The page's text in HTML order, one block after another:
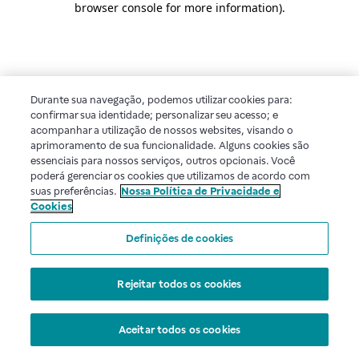
browser console for more information).
Durante sua navegação, podemos utilizar cookies para:
confirmar sua identidade; personalizar seu acesso; e
acompanhar a utilização de nossos websites, visando o
aprimoramento de sua funcionalidade. Alguns cookies são
essenciais para nossos serviços, outros opcionais. Você
poderá gerenciar os cookies que utilizamos de acordo com
suas preferências. Nossa Política de Privacidade e
Cookies
Definições de cookies
Rejeitar todos os cookies
Aceitar todos os cookies